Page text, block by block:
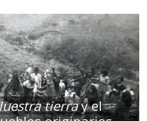
tierray el